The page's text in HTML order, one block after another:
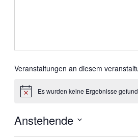
Veranstaltungen an diesem
HinweisEs wurden keine Ergebnisse
Anstehende